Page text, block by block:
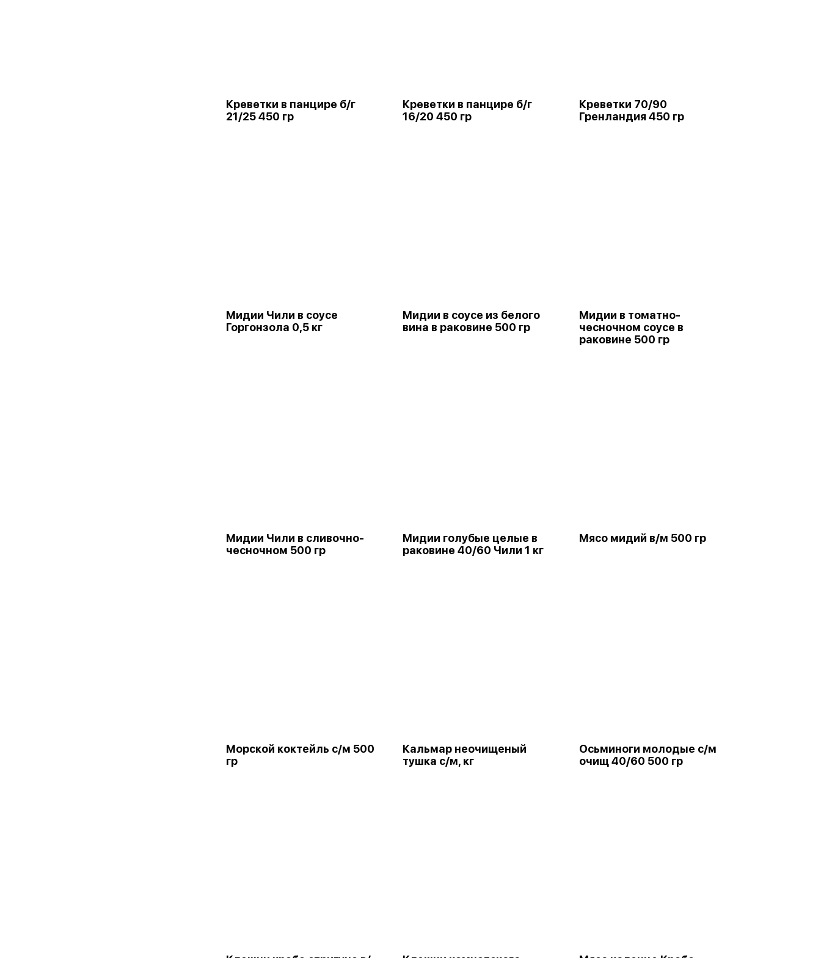
Креветки в панцире б/г
21/25 450 гр
Креветки в панцире б/г
16/20 450 гр
Креветки 70/90
Гренландия 450 гр
Мидии Чили в соусе
Горгонзола 0,5 кг
Мидии в соусе из белого
вина в раковине 500 гр
Мидии в томатно-
чесночном соусе в
раковине 500 гр
Мидии Чили в сливочно-
чесночном 500 гр
Мидии голубые целые в
раковине 40/60 Чили 1 кг
Мясо мидий в/м 500 гр
Морской коктейль с/м 500
гр
Кальмар неочищеный
тушка с/м, кг
Осьминоги молодые с/м
очищ 40/60 500 гр